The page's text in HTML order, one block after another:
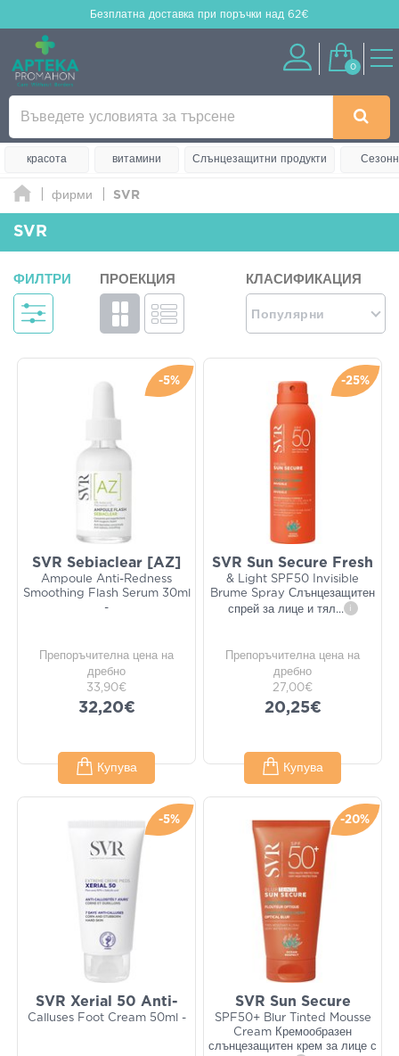
Безплатна доставка при поръчки над 62€
0
красота витамини Слънцезащитни продукти
фирми SVR
SVR
ФИЛТРИ ПРОЕКЦИЯ КЛАСИФИКАЦИЯ
Популярни
-5%
SVR Sebiaclear [AZ]
Ampoule Anti-Redness
Smoothing Flash Serum 30ml
-
Препоръчителна цена на
дребно
33,90€
32,20€
Купува
-25%
SVR Sun Secure Fresh
& Light SPF50 Invisible
Brume Spray Слънцезащитен
спрей за лице и тял... i
Препоръчителна цена на
дребно
27,00€
20,25€
Купува
-5%
SVR Xerial 50 Anti-
Calluses Foot Cream 50ml -
-20%
SVR Sun Secure
SPF50+ Blur Tinted Mousse
Cream Кремообразен
слънцезащитен крем за лице с